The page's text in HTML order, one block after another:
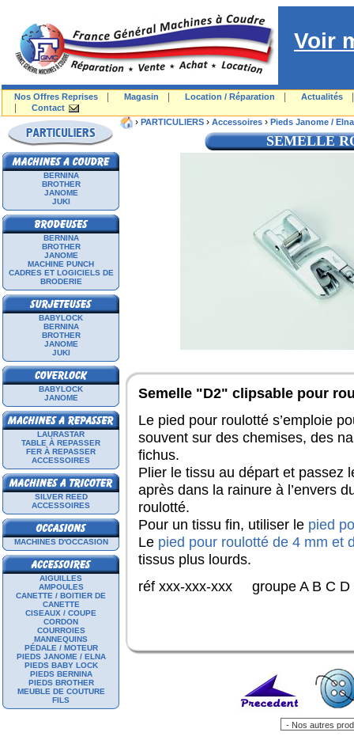
Voir
Nos Offres Reprises Magasin Location / Réparation Actualités
Contact
BERNINA
BROTHER
JANOME
JUKI
BERNINA
BROTHER
JANOME
MACHINE PUNCH
CADRES ET LOGICIELS DE
BRODERIE
BABYLOCK
BERNINA
BROTHER
JANOME
JUKI
BABYLOCK
JANOME
LAURASTAR
TABLE À REPASSER
FER À REPASSER
ACCESSOIRES
SILVER REED
ACCESSOIRES
MACHINES D'OCCASION
AIGUILLES
AMPOULES
CANETTE / BOITIER DE
CANETTE
CISEAUX / COUPE
CORDON
COURROIES
MANNEQUINS
PÉDALE / MOTEUR
PIEDS JANOME / ELNA
PIEDS BABY LOCK
PIEDS BERNINA
PIEDS BROTHER
MEUBLE DE COUTURE
FILS
› PARTICULIERS › Accessoires › Pieds Janome / Elna
SEMELLE
Semelle "D2" clipsable pour
Le pied pour roulotté s’emploie
souvent sur des chemises, des
fichus.
Plier le tissu au départ et passez
après dans la rainure à l’envers
roulotté.
Pour un tissu fin, utiliser le pied
Le pied pour roulotté de 4 mm et
tissus plus lourds.
réf xxx-xxx-xxx groupe A B C